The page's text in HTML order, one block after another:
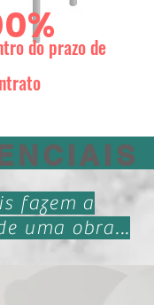
do prazo de
fazem a
uma obra...